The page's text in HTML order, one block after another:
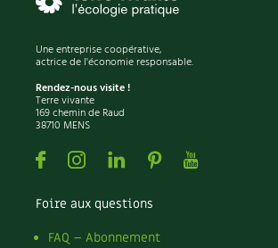
Petits pois
Piment
Pissenlit
Pizza
Plantes
Plantes d'extérieur
Plantes d'intérieur
Plantes médicinales
Plantes sauvages
Plants
Plastique
Une entreprise coopérative,
actrice de l'économie responsable.
Rendez-nous visite !
Terre vivante
169 chemin de Raud
38710 MENS
FacebookInstagramLinkedin
PinterestYoutube
Foire aux questions
FAQ – Abonnement